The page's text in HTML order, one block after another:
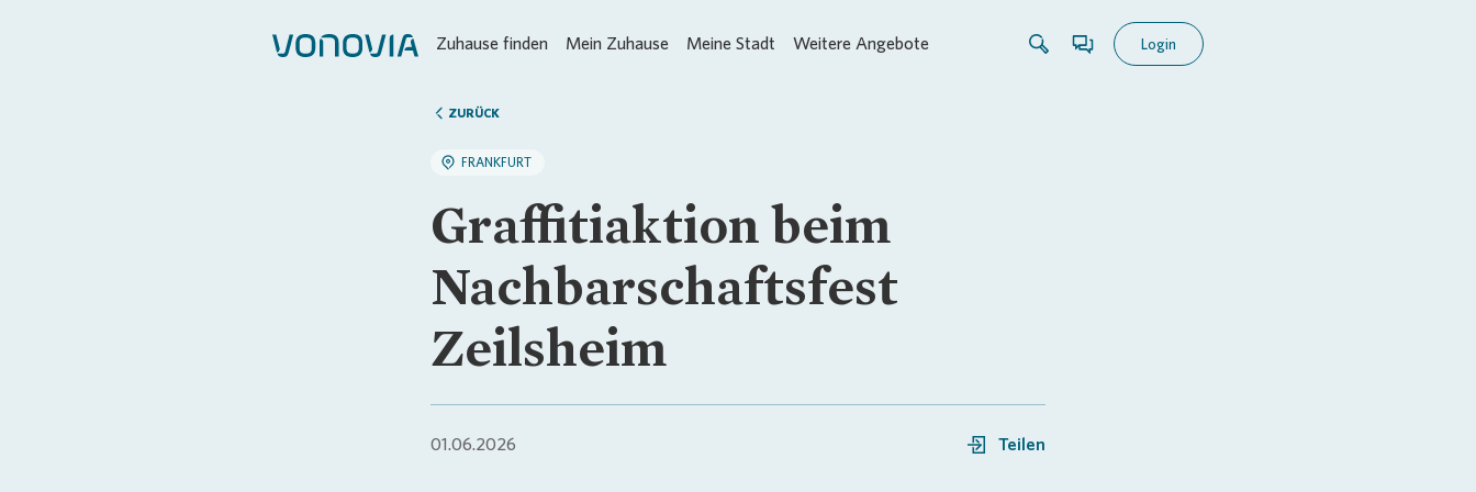
Zuhause finden Mein Zuhause Meine Stadt Weitere Angebote Login
ZURÜCK
FRANKFURT
Graffitiaktion beim
Nachbarschaftsfest
Zeilsheim
01.06.2026 Teilen